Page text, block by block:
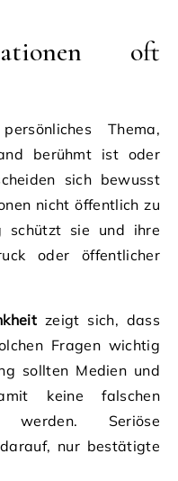
oft
Thema,
berühmt ist oder
sich bewusst
nicht öffentlich zu
schützt sie und ihre
oder öffentlicher
zeigt sich, dass
Fragen wichtig
sollten Medien und
keine falschen
werden. Seriöse
nur bestätigte